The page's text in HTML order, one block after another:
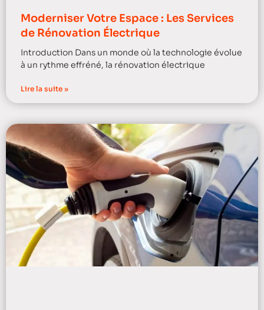
Moderniser Votre Espace : Les Services
de Rénovation Électrique
Introduction Dans un monde où la technologie évolue
à un rythme effréné, la rénovation électrique
Lire la suite »